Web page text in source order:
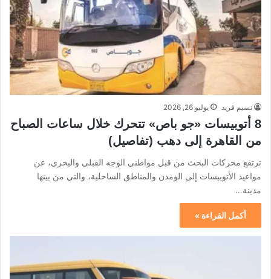
نسيم فريد يوليو 26, 2026
8 أتوبيسات «جو باص» تتحرك خلال ساعات الصباح
من القاهرة إلى دهب (تفاصيل)
ترتفع محركات البحث من قبل مواطني الوجه القبلي والبحري، عن
مواعيد الأتوبيسات إلى الومدن والمناطق الساحلية، والتي من بينها
مدينة…
أكمل القراءة »